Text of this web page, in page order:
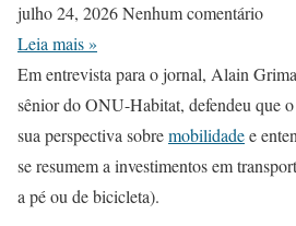
julho 24, 2026Nenhum comentário
Leia mais »
Em entrevista para o jornal, Alain
sênior do ONU-Habitat, defendeu que
sua perspectiva sobremobilidadee
se resumem a investimentos em
a pé ou de bicicleta).